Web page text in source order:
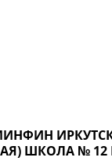
ШКОЛА № 12